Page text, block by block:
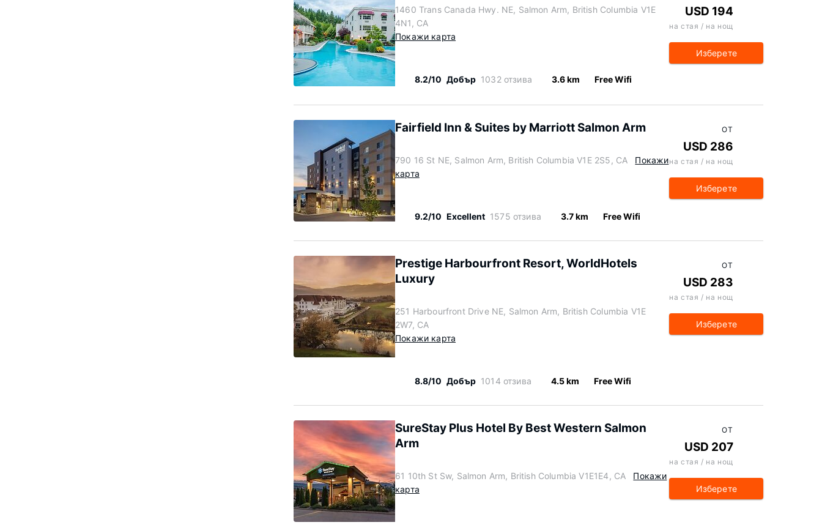
1460 Trans Canada Hwy. NE, Salmon Arm, British Columbia V1E
4N1, CA
Покажи карта
8.2/10 Добър 1032 отзива 3.6 km Free Wifi
USD 194
на стая / на нощ
Изберете
Fairfield Inn & Suites by Marriott Salmon Arm
790 16 St NE, Salmon Arm, British Columbia V1E 2S5, CA
Покажи
карта
9.2/10 Excellent 1575 отзива 3.7 km Free Wifi
ОТ
USD 286
на стая / на нощ
Изберете
Prestige Harbourfront Resort, WorldHotels
Luxury
251 Harbourfront Drive NE, Salmon Arm, British Columbia V1E
2W7, CA
Покажи карта
8.8/10 Добър 1014 отзива 4.5 km Free Wifi
ОТ
USD 283
на стая / на нощ
Изберете
SureStay Plus Hotel By Best Western Salmon
Arm
61 10th St Sw, Salmon Arm, British Columbia V1E1E4, CA
Покажи
карта
ОТ
USD 207
на стая / на нощ
Изберете